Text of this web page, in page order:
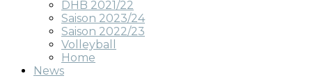
DHB 2021/22
Saison 2023/24
Saison 2022/23
Volleyball
Home
News